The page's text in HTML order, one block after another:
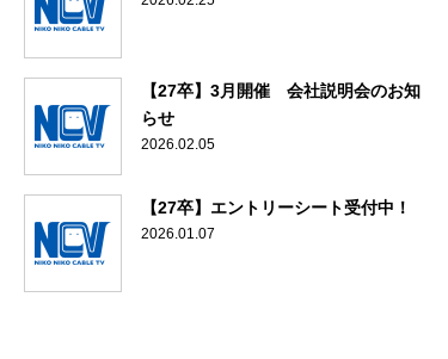
【27卒】3月開催 会社説明会のお知
らせ
2026.02.05
【27卒】エントリーシート受付中！
2026.01.07